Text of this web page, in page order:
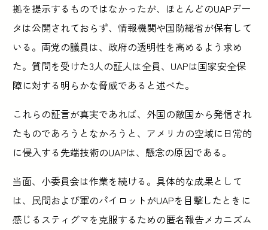
拠を提示するものではなかったが、ほとんどのUAPデー
タは公開されておらず、情報機関や国防総省が保有して
いる。両党の議員は、政府の透明性を高めるよう求め
た。質問を受けた3人の証人は全員、UAPは国家安全保
障に対する明らかな脅威であると述べた。
これらの証言が真実であれば、外国の敵国から発信され
たものであろうとなかろうと、アメリカの空域に日常的
に侵入する先端技術のUAPは、懸念の原因である。
当面、小委員会は作業を続ける。具体的な成果として
は、民間および軍のパイロットがUAPを目撃したときに
感じるスティグマを克服するための匿名報告メカニズム